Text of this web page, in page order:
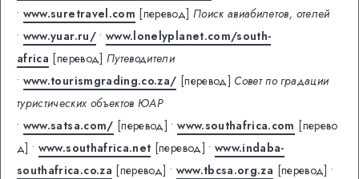
• www.suretravel.com [перевод] Поиск авиабилетов, отелей
• www.yuar.ru/• www.lonelyplanet.com/south-
africa [перевод] Путеводители
• www.tourismgrading.co.za/ [перевод] Совет по градации
туристических объектов ЮАР
• www.satsa.com/ [перевод] •www.southafrica.com [перево
д] • www.southafrica.net [перевод] • www.indaba-
southafrica.co.za [перевод] • www.tbcsa.org.za [перевод] •